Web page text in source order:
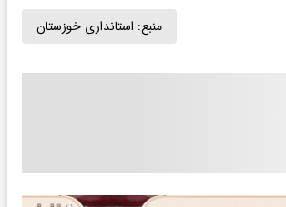
منبع: استانداری خوزستان